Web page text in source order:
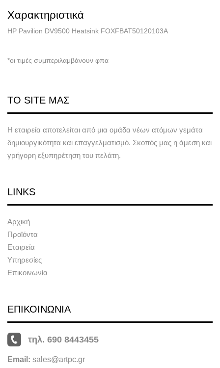
Χαρακτηριστικά
HP Pavilion DV9500 Heatsink FOXFBAT50120103A
*οι τιμές συμπεριλαμβάνουν φπα
ΤΟ SITE ΜΑΣ
Η εταιρεία αποτελείται από μια ομάδα νέων ατόμων γεμάτα
δημιουργικότητα και επαγγελματισμό. Σκοπός μας η άμεση και
γρήγορη εξυπηρέτηση του πελάτη.
LINKS
Αρχική
Προϊόντα
Εταιρεία
Υπηρεσίες
Επικοινωνία
ΕΠΙΚΟΙΝΩΝΙΑ
τηλ. 690 8443455
Email: sales@artpc.gr